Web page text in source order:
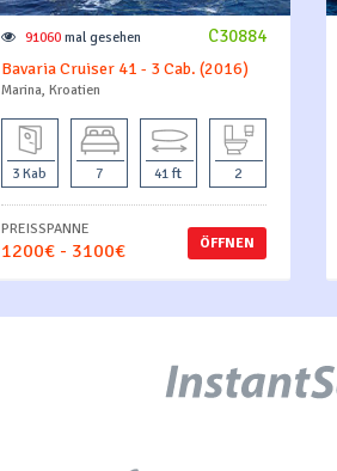
C30884
91060mal gesehen
Bavaria Cruiser 41 - 3 Cab. (2016)
Marina, Kroatien
3 Kab 7 41 ft 2
ÖFFNEN
PREISSPANNE
1200€ - 3100€